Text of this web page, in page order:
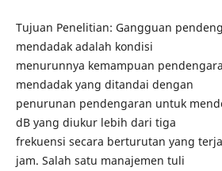
Tujuan Penelitian: Gangguan
mendadak adalah kondisi
menurunnya kemampuan
mendadak yang ditandai dengan
penurunan pendengaran untuk
dB yang diukur lebih dari tiga
frekuensi secara berturutan yang
jam. Salah satu manajemen tuli